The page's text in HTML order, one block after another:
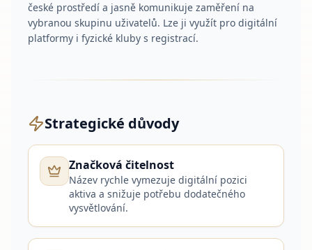
české prostředí a jasně komunikuje zaměření na
vybranou skupinu uživatelů. Lze ji využít pro digitální
platformy i fyzické kluby s registrací.
Strategické důvody
Značková čitelnost
Název rychle vymezuje digitální pozici
aktiva a snižuje potřebu dodatečného
vysvětlování.